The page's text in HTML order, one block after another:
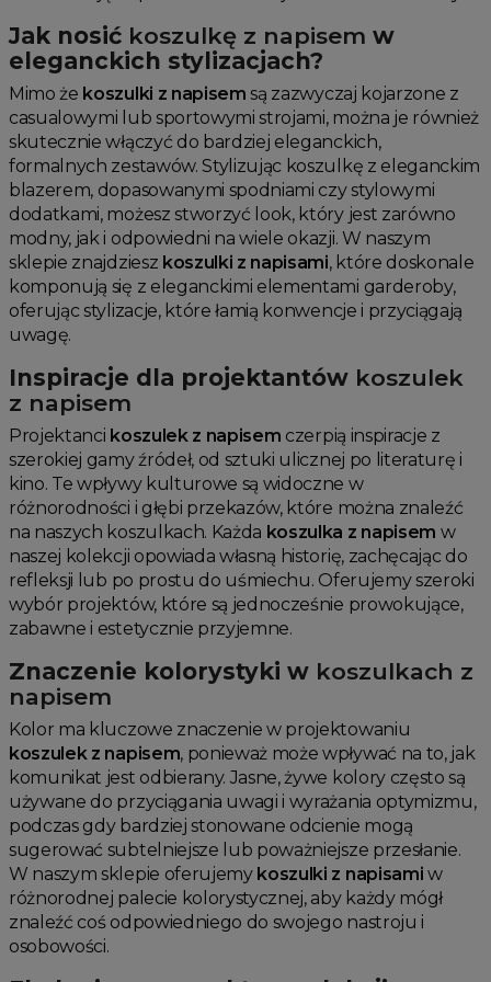
Jak nosić koszulkę z napisem w
eleganckich stylizacjach?
Mimo że koszulki z napisem są zazwyczaj kojarzone z
casualowymi lub sportowymi strojami, można je również
skutecznie włączyć do bardziej eleganckich,
formalnych zestawów. Stylizując koszulkę z eleganckim
blazerem, dopasowanymi spodniami czy stylowymi
dodatkami, możesz stworzyć look, który jest zarówno
modny, jak i odpowiedni na wiele okazji. W naszym
sklepie znajdziesz koszulki z napisami, które doskonale
komponują się z eleganckimi elementami garderoby,
oferując stylizacje, które łamią konwencje i przyciągają
uwagę.
Inspiracje dla projektantów koszulek
z napisem
Projektanci koszulek z napisem czerpią inspiracje z
szerokiej gamy źródeł, od sztuki ulicznej po literaturę i
kino. Te wpływy kulturowe są widoczne w
różnorodności i głębi przekazów, które można znaleźć
na naszych koszulkach. Każda koszulka z napisem w
naszej kolekcji opowiada własną historię, zachęcając do
refleksji lub po prostu do uśmiechu. Oferujemy szeroki
wybór projektów, które są jednocześnie prowokujące,
zabawne i estetycznie przyjemne.
Znaczenie kolorystyki w koszulkach z
napisem
Kolor ma kluczowe znaczenie w projektowaniu
koszulek z napisem, ponieważ może wpływać na to, jak
komunikat jest odbierany. Jasne, żywe kolory często są
używane do przyciągania uwagi i wyrażania optymizmu,
podczas gdy bardziej stonowane odcienie mogą
sugerować subtelniejsze lub poważniejsze przesłanie.
W naszym sklepie oferujemy koszulki z napisami w
różnorodnej palecie kolorystycznej, aby każdy mógł
znaleźć coś odpowiedniego do swojego nastroju i
osobowości.